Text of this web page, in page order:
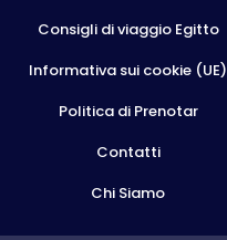
Consigli di viaggio Egitto
Informativa sui cookie (UE)
Politica di Prenotar
Contatti
Chi Siamo